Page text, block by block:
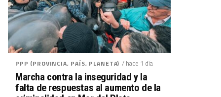
PPP (PROVINCIA, PAÍS, PLANETA) / hace 1 día
Marcha contra la inseguridad y la
falta de respuestas al aumento de la